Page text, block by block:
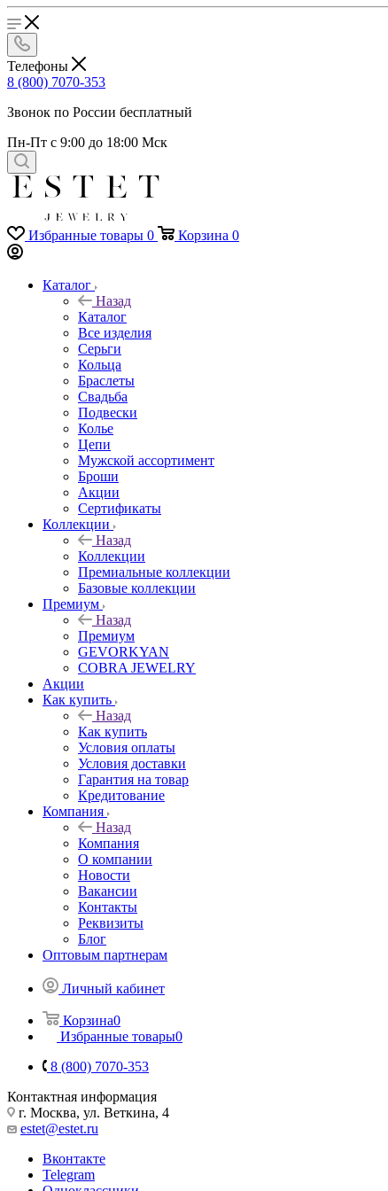
Телефоны
8 (800) 7070-353
Звонок по России бесплатный
Пн-Пт с 9:00 до 18:00 Мск
Избранные товары 0 Корзина 0
Каталог
Назад
Каталог
Все изделия
Серьги
Кольца
Браслеты
Свадьба
Подвески
Колье
Цепи
Мужской ассортимент
Броши
Акции
Сертификаты
Коллекции
Назад
Коллекции
Премиальные коллекции
Базовые коллекции
Премиум
Назад
Премиум
GEVORKYAN
COBRA JEWELRY
Акции
Как купить
Назад
Как купить
Условия оплаты
Условия доставки
Гарантия на товар
Кредитование
Компания
Назад
Компания
О компании
Новости
Вакансии
Контакты
Реквизиты
Блог
Оптовым партнерам
Личный кабинет
Корзина0
Избранные товары0
8 (800) 7070-353
Контактная информация
г. Москва, ул. Веткина, 4
estet@estet.ru
Вконтакте
Telegram